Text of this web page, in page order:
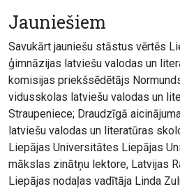
Jauniešiem
Savukārt jauniešu stāstus vērtēs
ģimnāzijas latviešu valodas un
komisijas priekšsēdētājs
vidusskolas latviešu valodas un
Straupeniece; Draudzīgā
latviešu valodas un literatūras
Liepājas Universitātes Liepājas
mākslas zinātņu lektore, Latvijas
Liepājas nodaļas vadītāja Linda